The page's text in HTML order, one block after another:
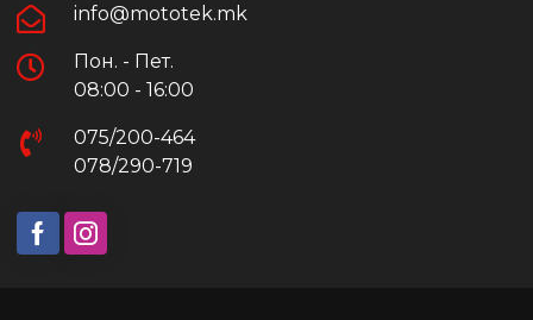
info@mototek.mk
Пон. - Пет.
08:00 - 16:00
075/200-464
078/290-719